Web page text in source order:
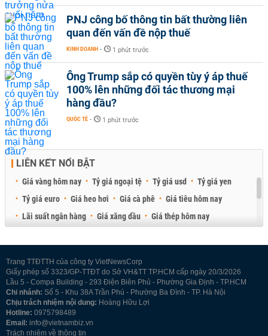
PNJ công bố thông tin bất thường liên
quan đến vấn đề nộp thuế
KINH DOANH - 1 phút trước
Ông Trump sắp có quyền tùy ý áp thuế
100% lên những đối tác thương mại
hàng đầu?
QUỐC TẾ - 1 phút trước
LIÊN KẾT NỔI BẬT
Giá vàng hôm nay Tỷ giá ngoại tệ Tỷ giá usd
Tỷ giá yen
Tỷ giá euro
Giá heo hơi Giá cà phê
Giá tiêu hôm nay
Lãi suất ngân hàng
Giá xăng dầu
Giá thép hôm nay
Trang TTĐTTH của công ty VietNewsCorp
Giấy phép số 3323/GP-TTĐT do Sở VH&TT TP.HCM cấp ngày 20/3/2026
Lầu 5 - Compa Building - 293 Điện Biên Phủ - Phường Gia Định - TP.HCM
Chi nhánh: Số 5 - Khu 38A Trần Phú - Phường Ba Đình - TP. Hà Nội
Chịu trách nhiệm nội dung: Hoàng Hữu Lợi
Hotline: 0975798489
Email: info@vietnambiz.vn
Trách nhiệm về thông tin